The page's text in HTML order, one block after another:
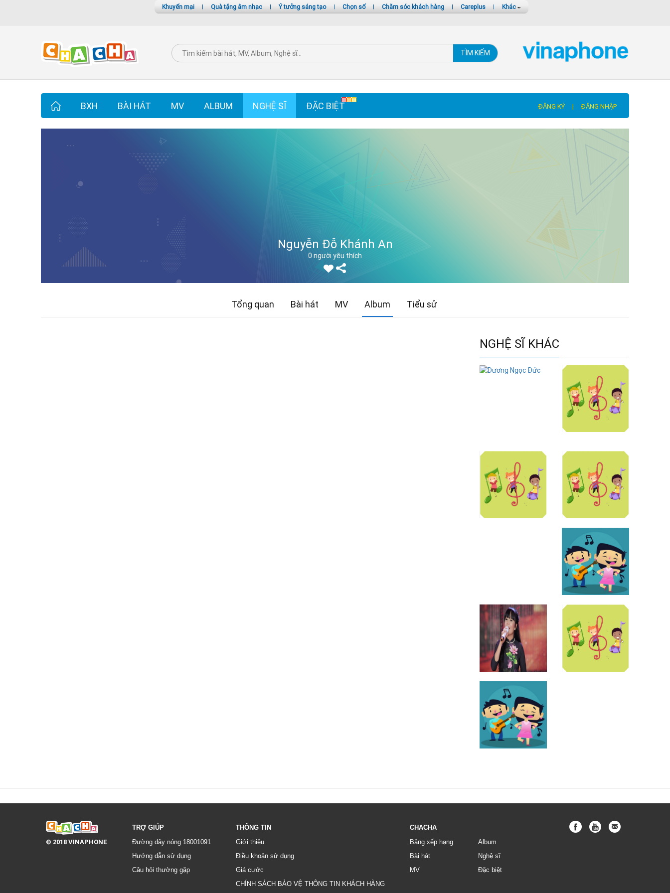
Khuyến mại | Quà tặng âm nhạc | Ý tưởng sáng tạo | Chọn số | Chăm sóc khách hàng | Careplus | Khác
TÌM KIẾM
BXH BÀI HÁT MV ALBUM NGHỆ SĨ ĐẶC BIỆT ĐĂNG KÝ | ĐĂNG NHẬP
Nguyễn Đỗ Khánh An
0 người yêu thích
Tổng quan Bài hát MV Album Tiểu sử
NGHỆ SĨ KHÁC
© 2018 VINAPHONE
TRỢ GIÚP
Đường dây nóng 18001091
Hướng dẫn sử dụng
Câu hỏi thường gặp
THÔNG TIN
Giới thiệu
Điều khoản sử dụng
Giá cước
CHÍNH SÁCH BẢO VỆ THÔNG TIN KHÁCH HÀNG
CHACHA
Bảng xếp hạng
Bài hát
MV
Album
Nghệ sĩ
Đặc biệt